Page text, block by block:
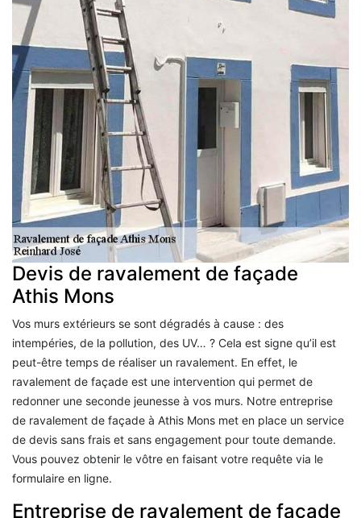
Devis de ravalement de façade
Athis Mons
Vos murs extérieurs se sont dégradés à cause : des
intempéries, de la pollution, des UV… ? Cela est signe qu’il est
peut-être temps de réaliser un ravalement. En effet, le
ravalement de façade est une intervention qui permet de
redonner une seconde jeunesse à vos murs. Notre entreprise
de ravalement de façade à Athis Mons met en place un service
de devis sans frais et sans engagement pour toute demande.
Vous pouvez obtenir le vôtre en faisant votre requête via le
formulaire en ligne.
Entreprise de ravalement de façade